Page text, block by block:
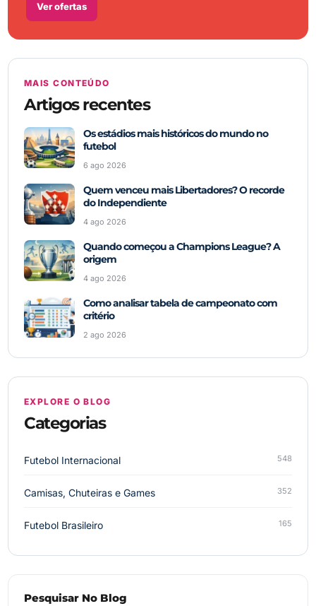
Ver ofertas
MAIS CONTEÚDO
Artigos recentes
Os estádios mais históricos do mundo no
futebol
6 ago 2026
Quem venceu mais Libertadores? O recorde
do Independiente
4 ago 2026
Quando começou a Champions League? A
origem
4 ago 2026
Como analisar tabela de campeonato com
critério
2 ago 2026
EXPLORE O BLOG
Categorias
Futebol Internacional 548
Camisas, Chuteiras e Games 352
Futebol Brasileiro 165
Pesquisar No Blog